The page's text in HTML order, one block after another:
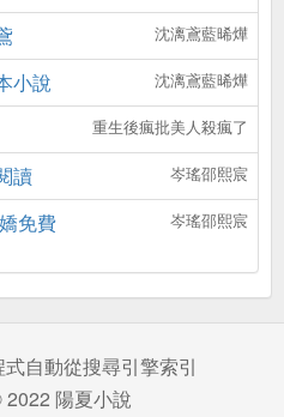
沈漓鳶藍晞燁
小說 沈漓鳶藍晞燁
重生後瘋批美人殺瘋了
讀 岑瑤邵熙宸
免費
岑瑤邵熙宸
自動從搜尋引擎索引
陽夏小說